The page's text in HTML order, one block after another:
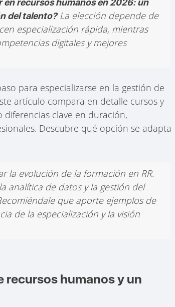
en recursos humanos en 2026: un
del talento?La elección depende de
especialización rápida, mientras
digitales y mejores
para especializarse en la gestión de
artículo compara en detalle cursos y
clave en duración,
Descubre qué opción se adapta
la evolución de la formación en RR.
analítica de datos y la gestión del
que aporte ejemplos de
de la especialización y la visión
recursos humanos y un